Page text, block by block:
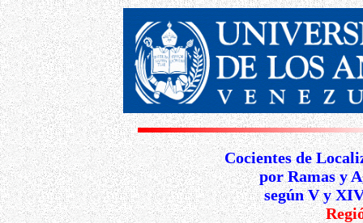
Cocientes de
por Ramas y
según V y